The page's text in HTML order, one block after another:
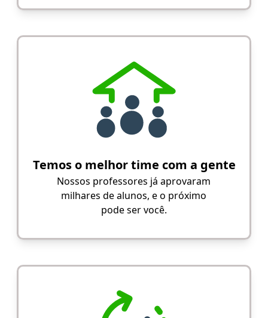
Temos o melhor time com a gente
Nossos professores já aprovaram
milhares de alunos, e o próximo
pode ser você.